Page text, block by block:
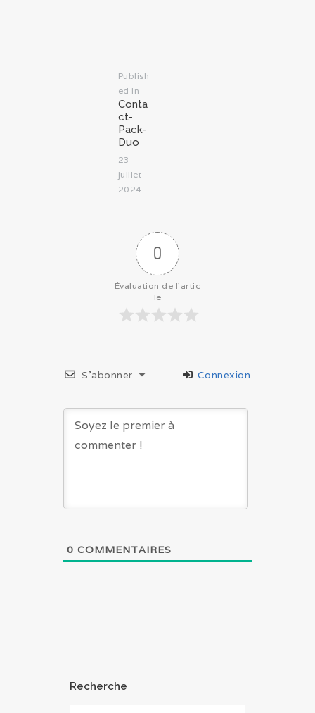
Publish
ed in
post:
Conta
ct-
Pack-
Duo
23
juillet
2024
0
Évaluation de l'artic
le
S’abonner Connexion
0 COMMENTAIRES
Recherche